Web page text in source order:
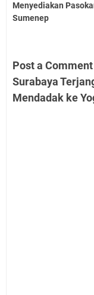
Menyediakan
Sumenep
Post a
Surabaya
Mendadak ke